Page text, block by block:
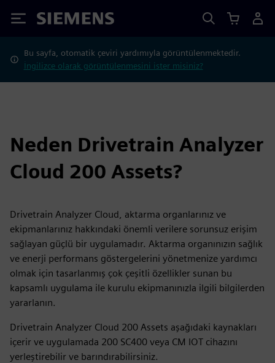
Siemens
Bu sayfa, otomatik çeviri yardımıyla görüntülenmektedir.
İngilizce olarak görüntülenmesini ister misiniz?
Neden Drivetrain Analyzer
Cloud 200 Assets?
Drivetrain Analyzer Cloud, aktarma organlarınız ve
ekipmanlarınız hakkındaki önemli verilere sorunsuz erişim
sağlayan güçlü bir uygulamadır. Aktarma organınızın sağlık
ve enerji performans göstergelerini yönetmenize yardımcı
olmak için tasarlanmış çok çeşitli özellikler sunan bu
kapsamlı uygulama ile kurulu ekipmanınızla ilgili bilgilerden
yararlanın.
Drivetrain Analyzer Cloud 200 Assets aşağıdaki kaynakları
içerir ve uygulamada 200 SC400 veya CM IOT cihazını
yerleştirebilir ve barındırabilirsiniz.